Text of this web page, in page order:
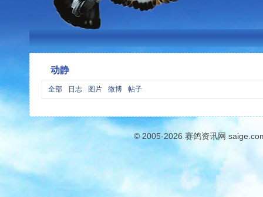
动静
全部 日志 图片 微博 帖子
© 2005-2026 赛鸽资讯网